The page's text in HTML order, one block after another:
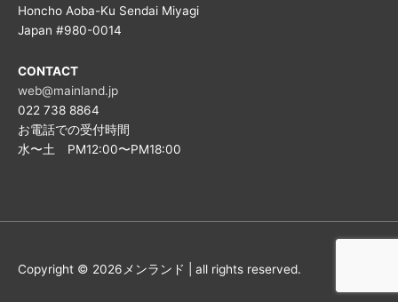
Honcho Aoba-Ku Sendai Miyagi
Japan #980-0014
CONTACT
web@mainland.jp
022 738 8864
お電話での受付時間
水〜土 PM12:00〜PM18:00
Copyright © 2026メンランド | all rights reserved.